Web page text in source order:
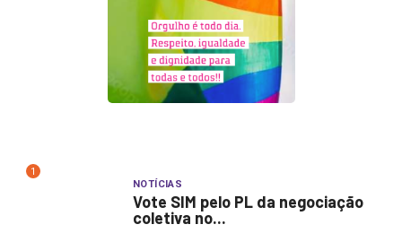
1
NOTÍCIAS
Vote SIM pelo PL da negociação
coletiva no...